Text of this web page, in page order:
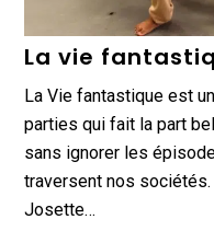
La vie
La Vie fantastique est
parties qui fait la part
sans ignorer les
traversent nos
Josette…